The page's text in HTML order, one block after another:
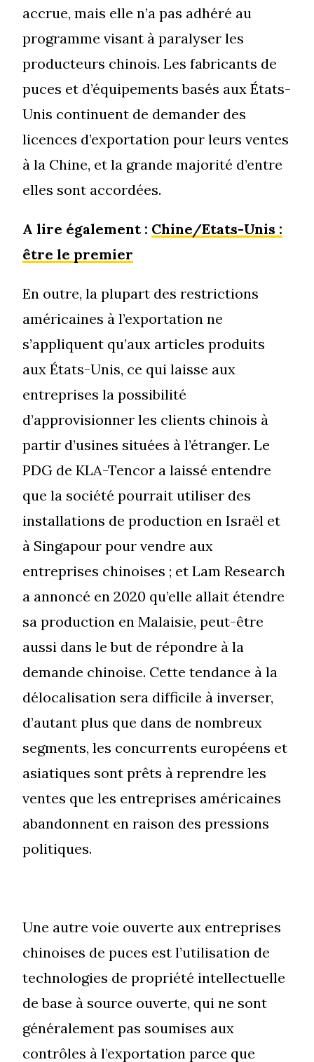
accrue, mais elle n’a pas adhéré au
programme visant à paralyser les
producteurs chinois. Les fabricants de
puces et d’équipements basés aux États-
Unis continuent de demander des
licences d’exportation pour leurs ventes
à la Chine, et la grande majorité d’entre
elles sont accordées.
A lire également : Chine/Etats-Unis :
être le premier
En outre, la plupart des restrictions
américaines à l’exportation ne
s’appliquent qu’aux articles produits
aux États-Unis, ce qui laisse aux
entreprises la possibilité
d’approvisionner les clients chinois à
partir d’usines situées à l’étranger. Le
PDG de KLA-Tencor a laissé entendre
que la société pourrait utiliser des
installations de production en Israël et
à Singapour pour vendre aux
entreprises chinoises ; et Lam Research
a annoncé en 2020 qu’elle allait étendre
sa production en Malaisie, peut-être
aussi dans le but de répondre à la
demande chinoise. Cette tendance à la
délocalisation sera difficile à inverser,
d’autant plus que dans de nombreux
segments, les concurrents européens et
asiatiques sont prêts à reprendre les
ventes que les entreprises américaines
abandonnent en raison des pressions
politiques.
Une autre voie ouverte aux entreprises
chinoises de puces est l’utilisation de
technologies de propriété intellectuelle
de base à source ouverte, qui ne sont
généralement pas soumises aux
contrôles à l’exportation parce que